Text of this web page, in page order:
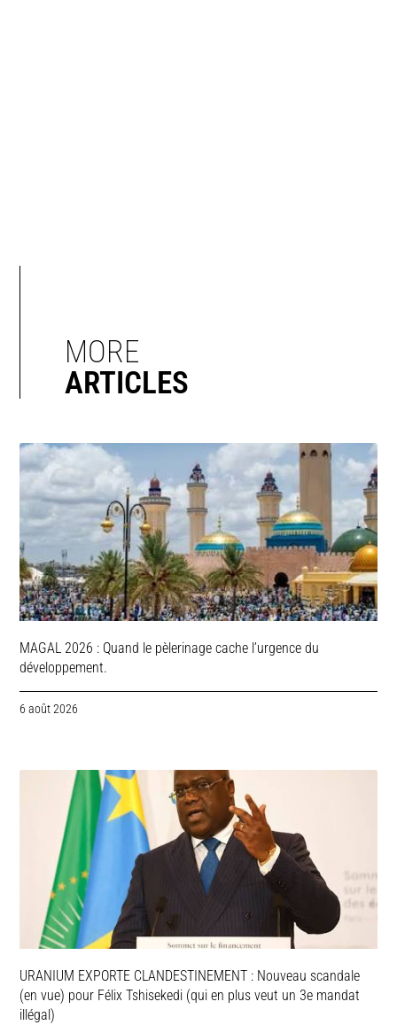
MORE
ARTICLES
MAGAL 2026 : Quand le pèlerinage cache l’urgence du
développement.
6 août 2026
URANIUM EXPORTE CLANDESTINEMENT : Nouveau scandale
(en vue) pour Félix Tshisekedi (qui en plus veut un 3e mandat
illégal)